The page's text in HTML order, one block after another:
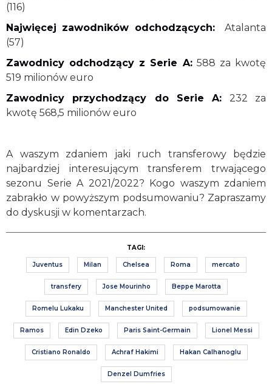
(116)
Najwięcej zawodników odchodzących:Atalanta
(57)
Zawodnicy odchodzący z Serie A:588 za kwotę
519 milionów euro
Zawodnicy przychodzący do Serie A: 232 za
kwotę 568,5 milionów euro
A waszym zdaniem jaki ruch transferowy będzie
najbardziej interesującym transferem trwającego
sezonu Serie A 2021/2022? Kogo waszym zdaniem
zabrakło w powyższym podsumowaniu? Zapraszamy
do dyskusji w komentarzach.
TAGI:
Juventus Milan Chelsea Roma mercato
transfery Jose Mourinho Beppe Marotta
Romelu Lukaku Manchester United podsumowanie
Ramos Edin Dzeko Paris Saint-Germain Lionel Messi
Cristiano Ronaldo Achraf Hakimi Hakan Calhanoglu
Denzel Dumfries